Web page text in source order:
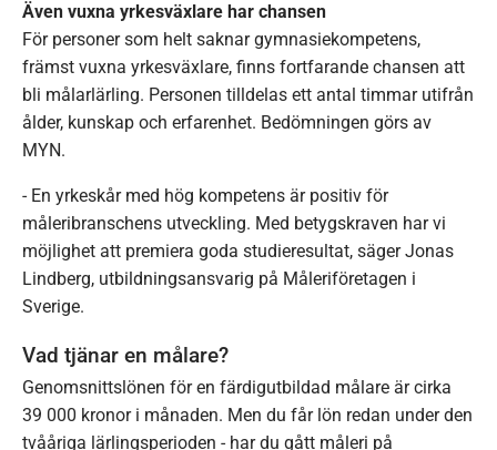
Även vuxna yrkesväxlare har chansen
För personer som helt saknar gymnasiekompetens,
främst vuxna yrkesväxlare, finns fortfarande chansen att
bli målarlärling. Personen tilldelas ett antal timmar utifrån
ålder, kunskap och erfarenhet. Bedömningen görs av
MYN.
- En yrkeskår med hög kompetens är positiv för
måleribranschens utveckling. Med betygskraven har vi
möjlighet att premiera goda studieresultat, säger Jonas
Lindberg, utbildningsansvarig på Måleriföretagen i
Sverige.
Vad tjänar en målare?
Genomsnittslönen för en färdigutbildad målare är cirka
39 000 kronor i månaden. Men du får lön redan under den
tvååriga lärlingsperioden - har du gått måleri på